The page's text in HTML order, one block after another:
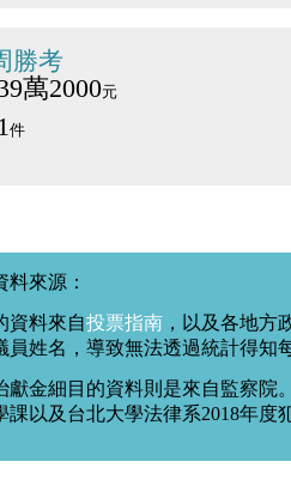
勝考
萬2000元
1件
料來源：
資料來自投票指南 ，以及各地方
員姓名，導致無法透過統計得知
獻金細目的資料則是來自監察院
課以及台北大學法律系2018年度